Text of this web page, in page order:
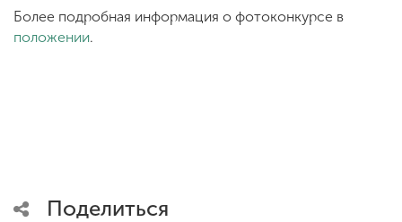
Более подробная информация о фотоконкурсе в
положении.
Поделиться